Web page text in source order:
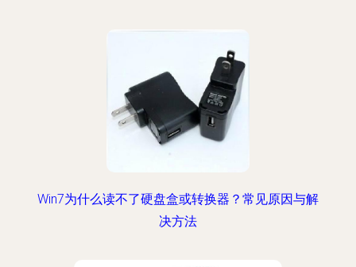
Win7为什么读不了硬盘盒或转换器？常见原因与解
决方法